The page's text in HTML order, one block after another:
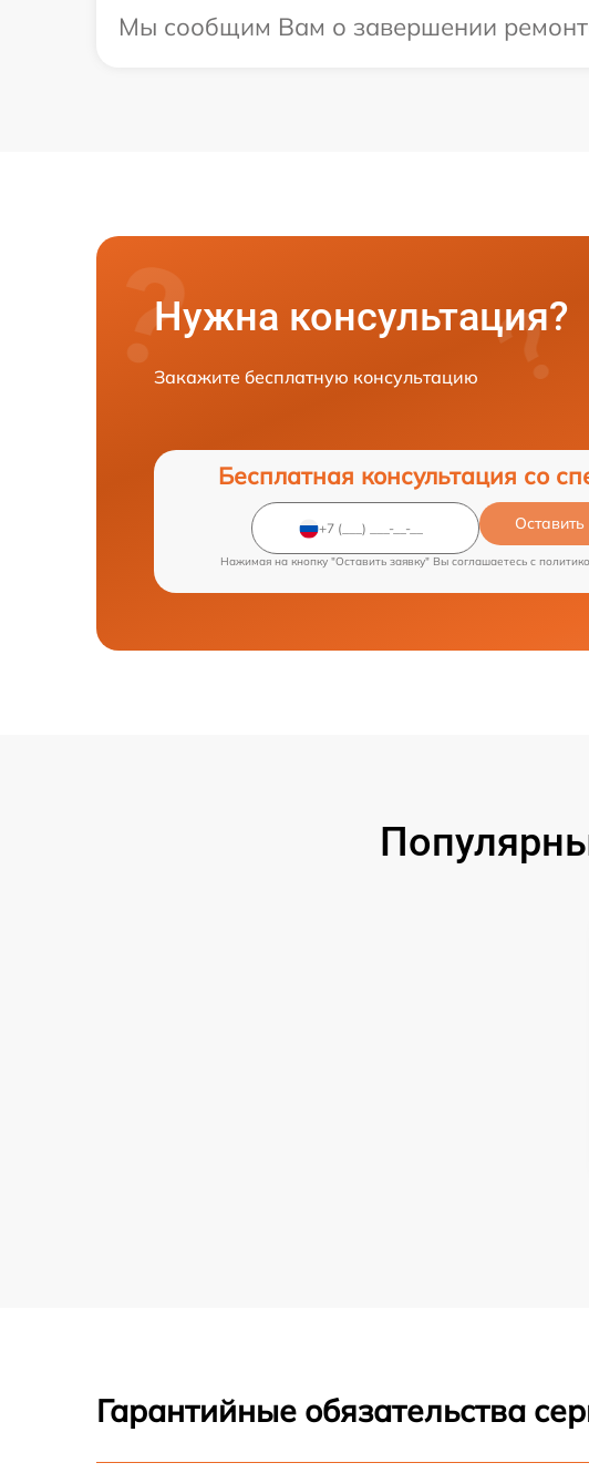
Мы сообщим Вам о завершении
Нужна консультация?
Закажите бесплатную консультацию
Бесплатная консультация со
Нажимая на кнопку "Оставить заявку" Вы соглашаетесь c
Гарантийные обязательства